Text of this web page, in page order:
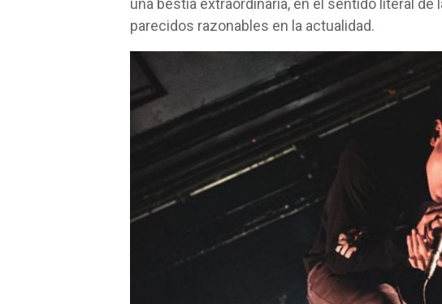
una bestia extraordinaria, en el sentido literal de
parecidos razonables en la actualidad.